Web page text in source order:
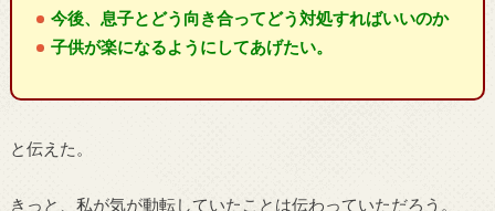
今後、息子とどう向き合ってどう対処すればいいのか
子供が楽になるようにしてあげたい。
と伝えた。
きっと、私が気が動転していたことは伝わっていただろう。